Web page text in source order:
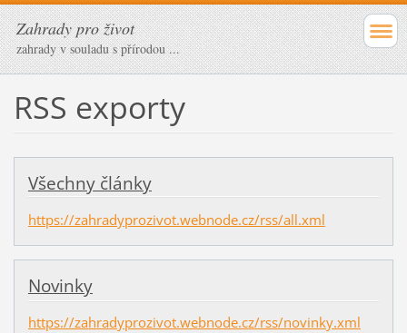
Zahrady pro život
zahrady v souladu s přírodou ...
RSS exporty
Všechny články
https://zahradyprozivot.webnode.cz/rss/all.xml
Novinky
https://zahradyprozivot.webnode.cz/rss/novinky.xml